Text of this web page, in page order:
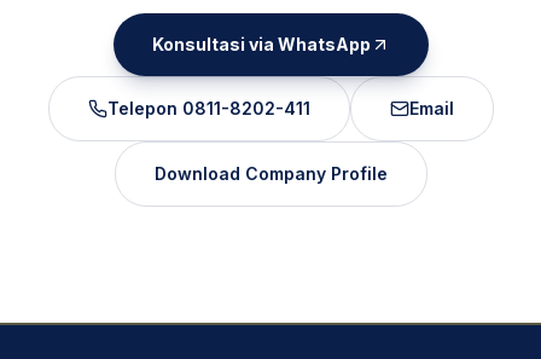
Konsultasi via WhatsApp
Telepon 0811-8202-411 Email
Download Company Profile